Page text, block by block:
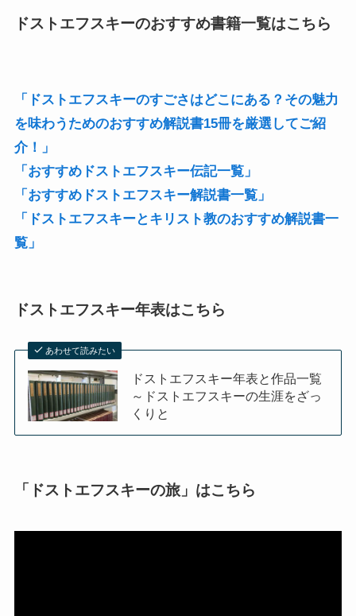
ドストエフスキーのおすすめ書籍一覧はこちら
「ドストエフスキーのすごさはどこにある？その魅力
を味わうためのおすすめ解説書15冊を厳選してご紹
介！」
「おすすめドストエフスキー伝記一覧」
「おすすめドストエフスキー解説書一覧」
「ドストエフスキーとキリスト教のおすすめ解説書一
覧」
ドストエフスキー年表はこちら
あわせて読みたい
ドストエフスキー年表と作品一覧
～ドストエフスキーの生涯をざっ
くりと
「ドストエフスキーの旅」はこちら